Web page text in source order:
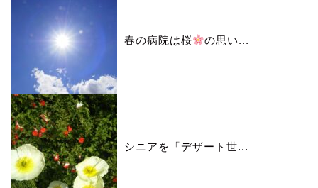
春の病院は桜 の思い...
シニアを「デザート世...